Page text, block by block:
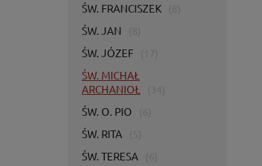
ŚW. FRANCISZEK
ŚW. JAN
ŚW. JÓZEF
ŚW. MICHAŁ
ARCHANIOŁ
ŚW. O. PIO
ŚW. RITA
ŚW. TERESA